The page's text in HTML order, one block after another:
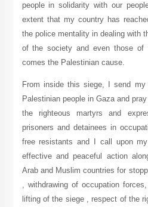
people in solidarity with our
extent that my country has
the police mentality in dealing with
of the society and even those of
comes the Palestinian cause.
From inside this siege, I send
Palestinian people in Gaza and
the righteous martyrs and
prisoners and detainees in
free resistants and I call upon
effective and peaceful action
Arab and Muslim countries for
, withdrawing of occupation
lifting of the siege , respect of the